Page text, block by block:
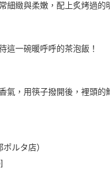
細緻與柔嫩，配上炙烤過的
這一碗暖呼呼的茶泡飯！
氣，用筷子撥開後，裡頭
ポルタ店）